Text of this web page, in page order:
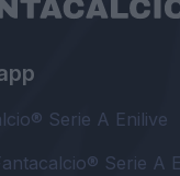
Serie A Enilive
Serie A